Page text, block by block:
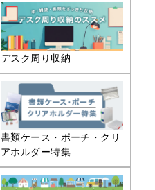
デスク周り収納
書類ケース・ポーチ・クリ
アホルダー特集